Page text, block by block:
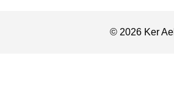
© 2026 Ker Ael